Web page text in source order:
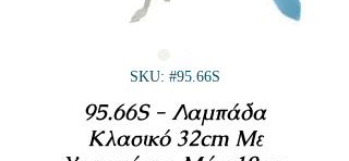
SKU: #95.66S
95.66S - Λαμπάδα
Κλασικό 32cm Με